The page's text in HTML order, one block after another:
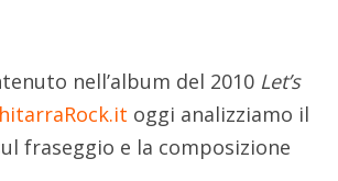
nell’album del 2010 Let’s
oggi analizziamo il
fraseggio e la composizione